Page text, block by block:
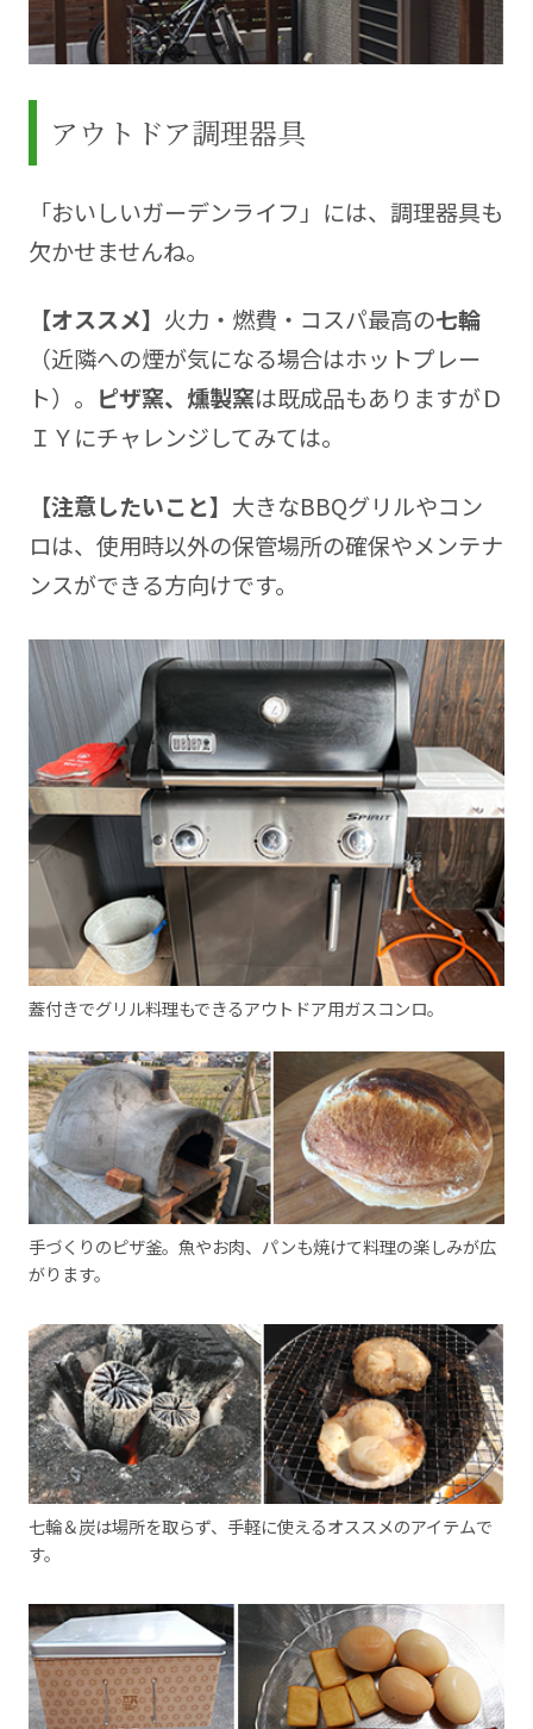
アウトドア調理器具
「おいしいガーデンライフ」には、調理器具も
欠かせませんね。
【オススメ】 火力・燃費・コスパ最高の七輪
（近隣への煙が気になる場合はホットプレー
ト）。 ピザ窯、燻製窯は既成品もありますがＤ
ＩＹにチャレンジしてみては。
【注意したいこと】 大きなBBQグリルやコン
ロは、使用時以外の保管場所の確保やメンテナ
ンスができる方向けです。
蓋付きでグリル料理もできるアウトドア用ガスコンロ。
手づくりのピザ釜。魚やお肉、パンも焼けて料理の楽しみが広
がります。
七輪＆炭は場所を取らず、手軽に使えるオススメのアイテムで
す。